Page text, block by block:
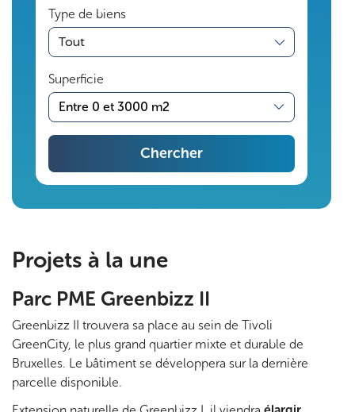
d
s
.
P
o
transaction
Type de biens
Superficie
Entre 0 et 3000 m2
Chercher
Projets à la une
Parc PME Greenbizz II
Greenbizz II trouvera sa place au sein de Tivoli
GreenCity, le plus grand quartier mixte et durable de
Bruxelles. Le bâtiment se développera sur la dernière
parcelle disponible.